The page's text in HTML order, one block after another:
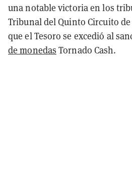
una notable victoria en los
Tribunal del Quinto Circuito de
que el Tesoro se excedió al
de monedas Tornado Cash.